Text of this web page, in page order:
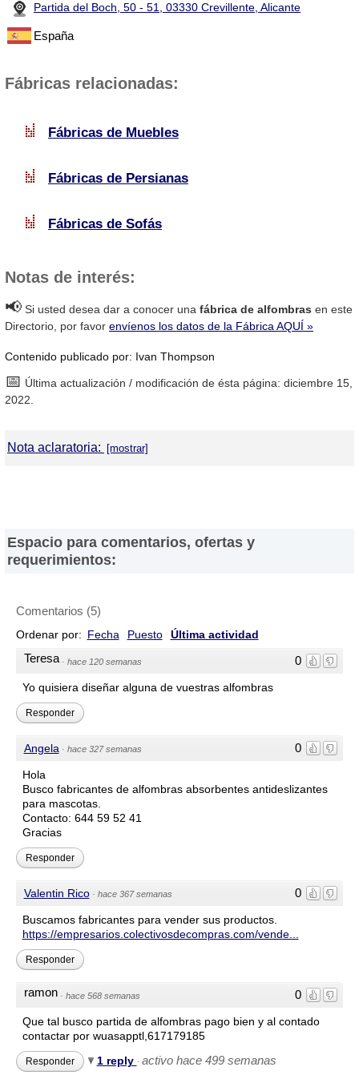
Partida del Boch, 50 - 51, 03330 Crevillente, Alicante
España
Fábricas relacionadas:
Fábricas de Muebles
Fábricas de Persianas
Fábricas de Sofás
Notas de interés:
📢 Si usted desea dar a conocer una fábrica de alfombras en este
Directorio, por favor envíenos los datos de la Fábrica AQUÍ »
Contenido publicado por: Ivan Thompson
📅 Última actualización / modificación de ésta página: diciembre 15,
2022.
Nota aclaratoria:
servicios ofrecidos por éstas. Asimismo, se advierte que las
direcciones, números de teléfono y otros datos de contacto son
Espacio para comentarios, ofertas y
requerimientos:
Comentarios (5)
Ordenar por: Fecha Puesto Última actividad
0
Teresa · hace 120 semanas
Yo quisiera diseñar alguna de vuestras alfombras
Responder
0
Angela · hace 327 semanas
Hola
Busco fabricantes de alfombras absorbentes antideslizantes
para mascotas.
Contacto: 644 59 52 41
Gracias
Responder
0
Valentin Rico · hace 367 semanas
Buscamos fabricantes para vender sus productos.
https://empresarios.colectivosdecompras.com/vende...
Responder
0
ramon · hace 568 semanas
Que tal busco partida de alfombras pago bien y al contado
contactar por wuasapptl,617179185
Responder 1 reply · activo hace 499 semanas